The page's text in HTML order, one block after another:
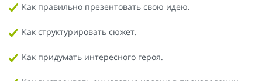
Как правильно презентовать свою идею.
Как структурировать сюжет.
Как придумать интересного героя.